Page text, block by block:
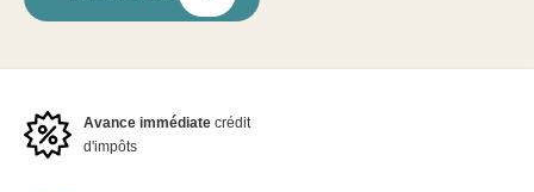
Avance immédiate crédit
d'impôts